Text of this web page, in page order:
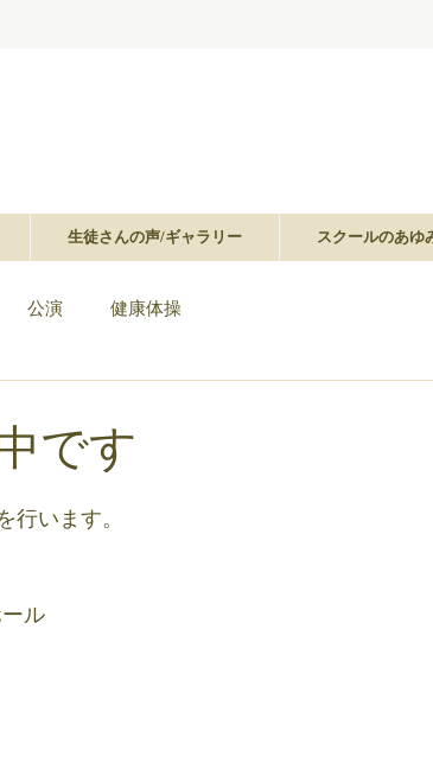
生徒さんの声/ギャラリー スクールのあゆ
公演 健康体操
です
行います。
ル